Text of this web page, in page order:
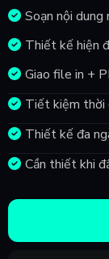
Soạn nội dung
Thiết kế hiện
Giao file in +
Tiết kiệm thời
Thiết kế đa
Cần thiết khi